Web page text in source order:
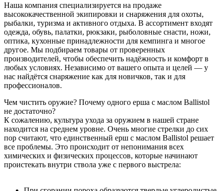
Наша компания специализируется на продаже
высококачественной экипировки и снаряжения для охоты,
рыбалки, туризма и активного отдыха. В ассортимент входят
одежда, обувь, палатки, рюкзаки, рыболовные снасти, ножи,
оптика, кухонные принадлежности для кемпинга и многое
другое. Мы подбираем товары от проверенных
производителей, чтобы обеспечить надёжность и комфорт в
любых условиях. Независимо от вашего опыта и целей — у
нас найдётся снаряжение как для новичков, так и для
профессионалов.
Чем чистить оружие? Почему одного ерша с маслом Ballistol
не достаточно?
К сожалению, культура ухода за оружием в нашей стране
находится на среднем уровне. Очень многие стрелки до сих
пор считают, что единственный ерш с маслом Ballistol решает
все проблемы. Это происходит от непонимания всех
химических и физических процессов, которые начинают
проистекать внутри ствола уже с первого выстрела: